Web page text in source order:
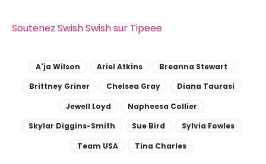
A'ja Wilson Ariel Atkins
Breanna Stewart
Brittney Griner
Chelsea Gray
Diana Taurasi
Jewell Loyd
Napheesa Collier
Skylar Diggins-Smith
Sue Bird
Sylvia Fowles
Team USA
Tina Charles
Soutenez Swish Swish sur Tipeee